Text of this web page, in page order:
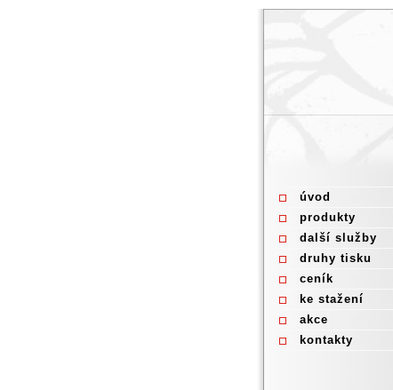
úvod
produkty
další služby
druhy tisku
ceník
ke stažení
akce
kontakty